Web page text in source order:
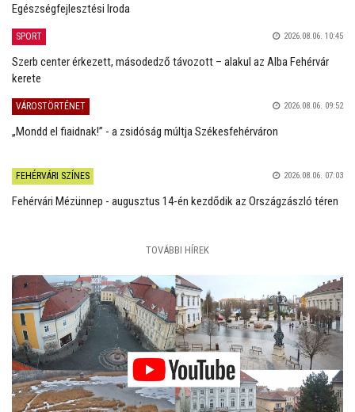
Egészségfejlesztési Iroda
SPORT 2026.08.06. 10:45
Szerb center érkezett, másodedző távozott – alakul az Alba Fehérvár
kerete
VÁROSTÖRTÉNET 2026.08.06. 09:52
„Mondd el fiaidnak!” - a zsidóság múltja Székesfehérváron
FEHÉRVÁRI SZÍNES 2026.08.06. 07:03
Fehérvári Mézünnep - augusztus 14-én kezdődik az Országzászló téren
TOVÁBBI HÍREK